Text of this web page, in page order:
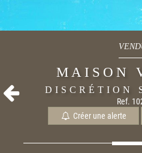
MAISON
DISCRÉTION
Ref.
Créer une alerte